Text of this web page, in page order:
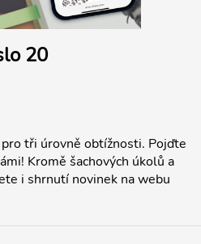
20
tři úrovně obtížnosti. Pojďte
Kromě šachových úkolů a
i shrnutí novinek na webu